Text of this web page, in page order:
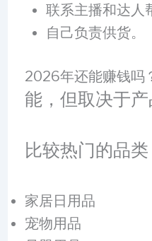
联系主播和达人
自己负责供货。
2026年还能赚钱吗
能，但取决于产
比较热门的品类
家居日用品
宠物用品